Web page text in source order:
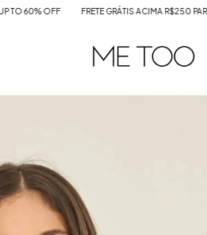
FRETE GRÁTIS ACIMA R$250 PARA TODO O BRASIL!